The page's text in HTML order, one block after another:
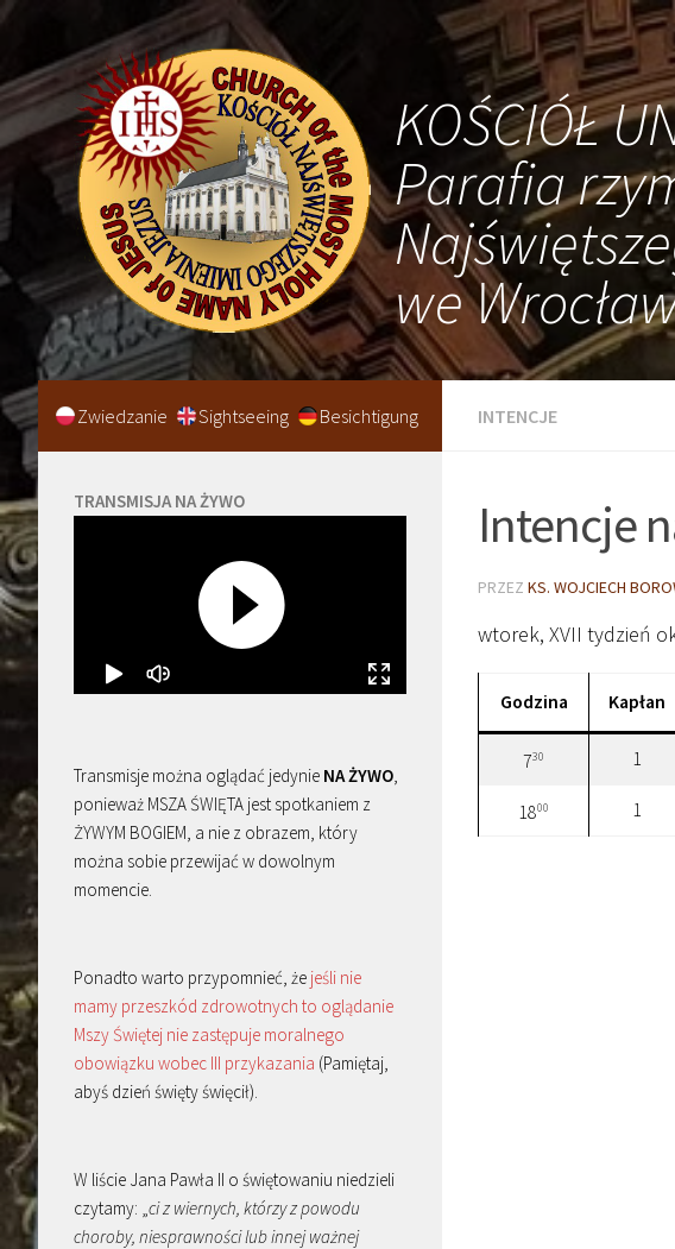
KOŚCIÓŁ
Parafia
we
INTENCJE
Intencje
PRZEZ KS. WOJCIECH
wtorek, XVII tydzień
Godzina Kapłan
730 1
1800 1
Zwiedzanie Sightseeing Besichtigung
TRANSMISJA NA ŻYWO
Transmisje można oglądać jedynie NA ŻYWO,
ponieważ MSZA ŚWIĘTA jest spotkaniem z
ŻYWYM BOGIEM, a nie z obrazem, który
można sobie przewijać w dowolnym
momencie.
Ponadto warto przypomnieć, że jeśli nie
mamy przeszkód zdrowotnych to oglądanie
Mszy Świętej nie zastępuje moralnego
obowiązku wobec III przykazania (Pamiętaj,
abyś dzień święty święcił).
W liście Jana Pawła II o świętowaniu niedzieli
czytamy: „ci z wiernych, którzy z powodu
choroby, niesprawności lub innej ważnej